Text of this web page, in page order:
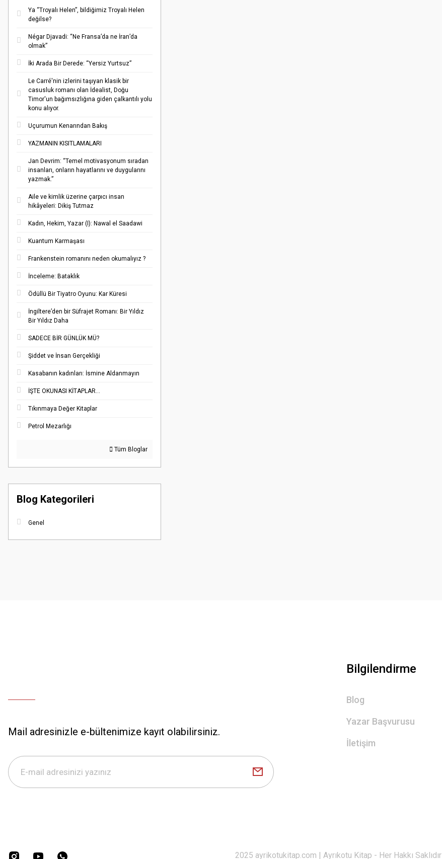
Ya “Troyalı Helen”, bildiğimiz Troyalı Helen
değilse?
Négar Djavadi: “Ne Fransa’da ne İran’da
olmak”
İki Arada Bir Derede: “Yersiz Yurtsuz”
Le Carré'nin izlerini taşıyan klasik bir
casusluk romanı olan İdealist, Doğu
Timor'un bağımsızlığına giden çalkantılı yolu
konu alıyor.
Uçurumun Kenarından Bakış
YAZMANIN KISITLAMALARI
Jan Devrim: “Temel motivasyonum sıradan
insanları, onların hayatlarını ve duygularını
yazmak.”
Aile ve kimlik üzerine çarpıcı insan
hikâyeleri: Dikiş Tutmaz
Kadın, Hekim, Yazar (I): Nawal el Saadawi
Kuantum Karmaşası
Frankenstein romanını neden okumalıyız ?
İnceleme: Bataklık
Ödüllü Bir Tiyatro Oyunu: Kar Küresi
İngiltere’den bir Süfrajet Romanı: Bir Yıldız
Bir Yıldız Daha
SADECE BİR GÜNLÜK MÜ?
Şiddet ve İnsan Gerçekliği
Kasabanın kadınları: İsmine Aldanmayın
İŞTE OKUNASI KİTAPLAR…
Tıkınmaya Değer Kitaplar
Petrol Mezarlığı
Tüm Bloglar
Blog Kategorileri
Genel
Mail adresinizle e-bültenimize kayıt olabilirsiniz.
Bilgilendirme
Blog
Yazar Başvurusu
İletişim
2025 ayrikotukitap.com | Ayrıkotu Kitap - Her Hakkı Saklıdır